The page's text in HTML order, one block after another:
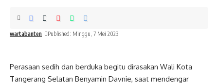
wartabanten Published: Minggu, 7 Mei 2023
Perasaan sedih dan berduka begitu dirasakan Wali Kota
Tangerang Selatan Benyamin Davnie, saat mendengar